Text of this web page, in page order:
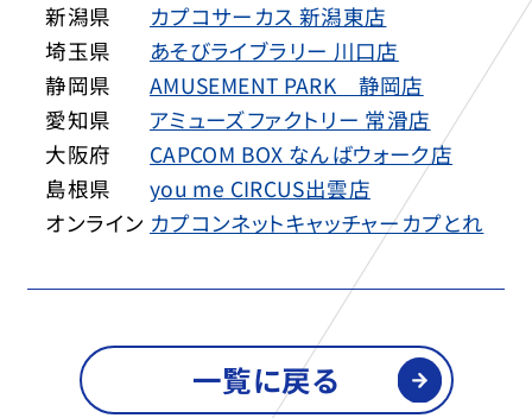
新潟県
カプコサーカス 新潟東店
埼玉県
あそびライブラリー 川口店
静岡県
AMUSEMENT PARK 静岡店
愛知県
アミューズファクトリー 常滑店
大阪府
CAPCOM BOX なんばウォーク店
島根県
you me CIRCUS出雲店
オンライン カプコンネットキャッチャーカプとれ
一覧に戻る